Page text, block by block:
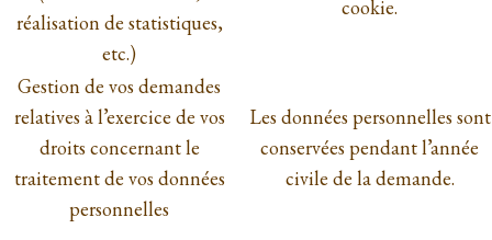
réalisation de statistiques,
etc.)
cookie.
Gestion de vos demandes
relatives à l’exercice de vos
droits concernant le
traitement de vos données
personnelles
Les données personnelles sont
conservées pendant l’année
civile de la demande.